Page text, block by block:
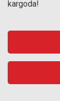
kargoda!